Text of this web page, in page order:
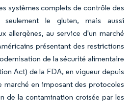
systèmes complets de contrôle des
seulement le gluten, mais aussi
allergènes, au service d'un marché
présentant des restrictions
de la sécurité alimentaire
Act) de la FDA, en vigueur depuis
marché en imposant des protocoles
de la contamination croisée par les